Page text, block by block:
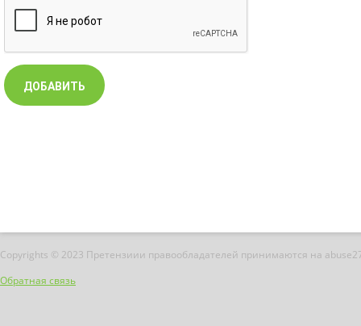
Copyrights © 2023 Претензиии правообладателей принимаются на
Обратная связь